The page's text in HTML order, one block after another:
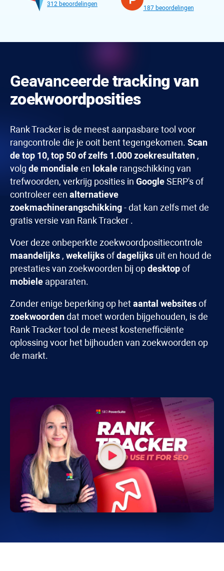
312 beoordelingen
187 beoordelingen
Geavanceerdetracking van
zoekwoordposities
Rank Tracker is de meest aanpasbare tool voor
rangcontrole die je ooit bent tegengekomen. Scan
de top 10, top 50 of zelfs 1.000 zoekresultaten ,
volg de mondialeen lokale rangschikking van
trefwoorden, verkrijg posities in GoogleSERP's of
controleer een alternatieve
zoekmachinerangschikking- dat kan zelfs met de
gratis versie van Rank Tracker .
Voer deze onbeperkte zoekwoordpositiecontrole
maandelijks , wekelijksofdagelijks uit en houd de
prestaties van zoekwoorden bij opdesktopof
mobiele apparaten.
Zonder enige beperking op hetaantal websitesof
zoekwoordendat moet worden bijgehouden, is de
Rank Trackertool de meest kostenefficiënte
oplossing voor het bijhouden van zoekwoorden op
de markt.